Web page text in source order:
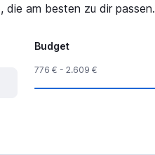
die am besten zu dir passen.
Budget
776 € - 2.609 €